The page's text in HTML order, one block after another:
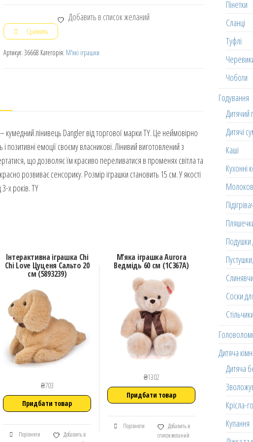
Добавить в список желаний
Сравнить
Артикул: 36668 Категорія: М'які іграшки
лінивець Dangler від торгової марки TY. Це неймовірно
емоції своєму власникові. Лінивий виготовлений з
що дозволяє їм красиво переливатися в променях світла та
розвиває сенсорику. Розмір іграшки становить 15 см. У якості
х років. TY
Інтерактивна іграшка Chi
Chi Love Цуценя Сальто 20
см (5893239)
₴703
Придбати товар
Порівняти
Добавить в
М’яка іграшка Aurora
Ведмідь 60 см (1C367A)
₴1302
Придбати товар
Порівняти
Добавить в
список желаний
Пінетки
Сланці
Туфлі
Чоботи
Годування
Дитячий
Дитячі
Каші
Кухонні
Подушки
Соски
Дитяча
Дитяча
Крісла-
Купання